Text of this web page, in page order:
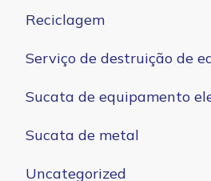
Reciclagem
Serviço de destruição de
Sucata de equipamento
Sucata de metal
Uncategorized